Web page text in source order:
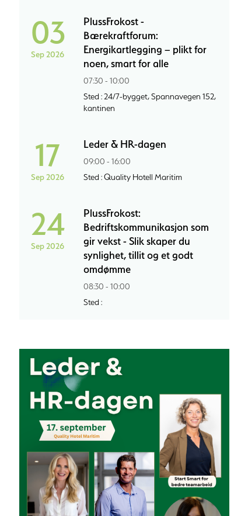
03
Sep 2026
PlussFrokost -
Bærekraftforum:
Energikartlegging – plikt for
noen, smart for alle
07:30 - 10:00
Sted : 24/7-bygget, Spannavegen 152,
kantinen
17
Sep 2026
Leder & HR-dagen
09:00 - 16:00
Sted : Quality Hotell Maritim
24
Sep 2026
PlussFrokost:
Bedriftskommunikasjon som
gir vekst - Slik skaper du
synlighet, tillit og et godt
omdømme
08:30 - 10:00
Sted :